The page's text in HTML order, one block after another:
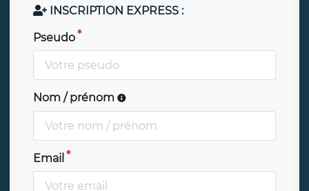
INSCRIPTION EXPRESS :
Pseudo
Nom / prénom
Email